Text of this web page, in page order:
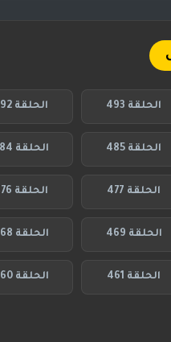
الحلقة 493 الحلقة 492
الحلقة 485 الحلقة 484
الحلقة 477 الحلقة 476
الحلقة 469 الحلقة 468
الحلقة 461 الحلقة 460